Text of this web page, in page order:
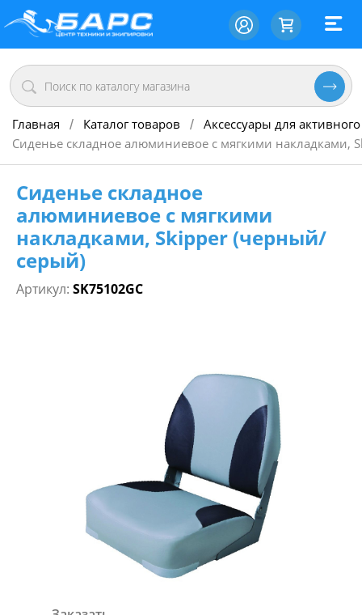
Главная / Каталог товаров / Аксессуары для
Сиденье складное алюминиевое с мягкими накладками,
Сиденье складное
алюминиевое с мягкими
накладками, Skipper (черный/
серый)
Артикул: SK75102GC